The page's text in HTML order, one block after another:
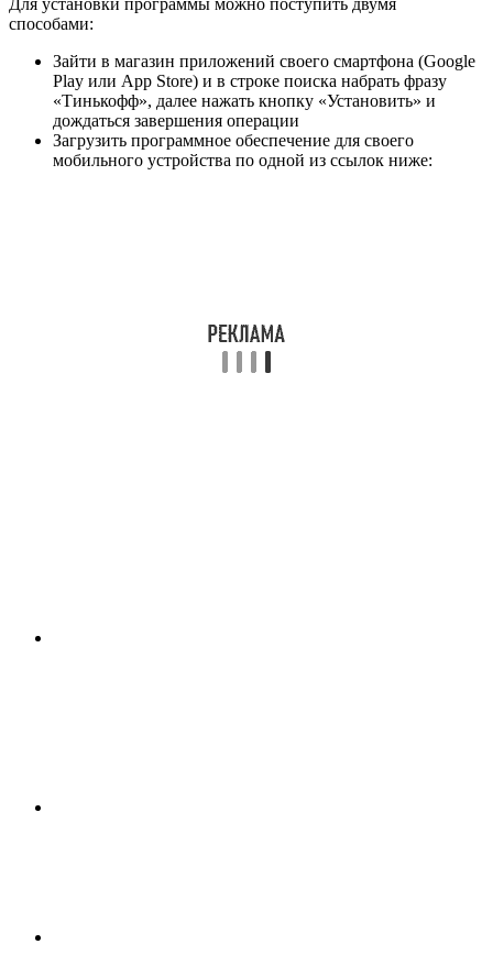
способами:
Зайти в магазин приложений своего смартфона (Google
Play или App Store) и в строке поиска набрать фразу
«Тинькофф», далее нажать кнопку «Установить» и
дождаться завершения операции
Загрузить программное обеспечение для своего
мобильного устройства по одной из ссылок ниже: